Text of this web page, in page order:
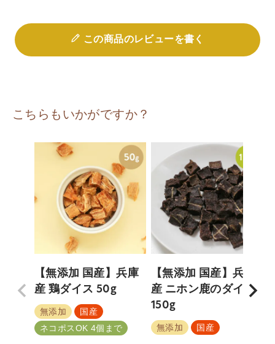
この商品のレビューを書く
こちらもいかがですか？
【無添加 国産】兵庫
産 鶏ダイス 50g
無添加
国産
ネコポスOK 4個まで
【無添加 国産】兵庫
産 ニホン鹿のダイス
150g
無添加 国産